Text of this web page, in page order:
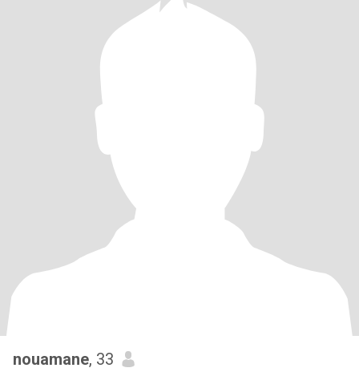
nouamane, 33